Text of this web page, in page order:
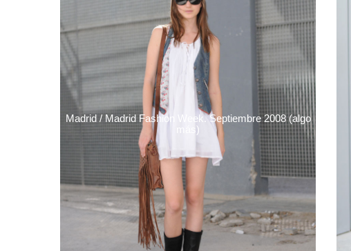
Madrid / Madrid Fashion Week. Septiembre 2008 (algo
más)